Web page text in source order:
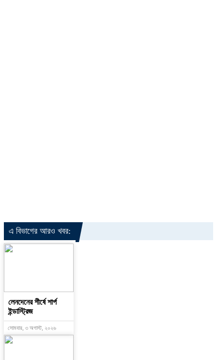
এ বিভাগের আরও খবর:
লেনদেনের শীর্ষে শার্প
ইন্ডাস্ট্রিজ
সোমবার, ৩ অগাস্ট, ২০২৬